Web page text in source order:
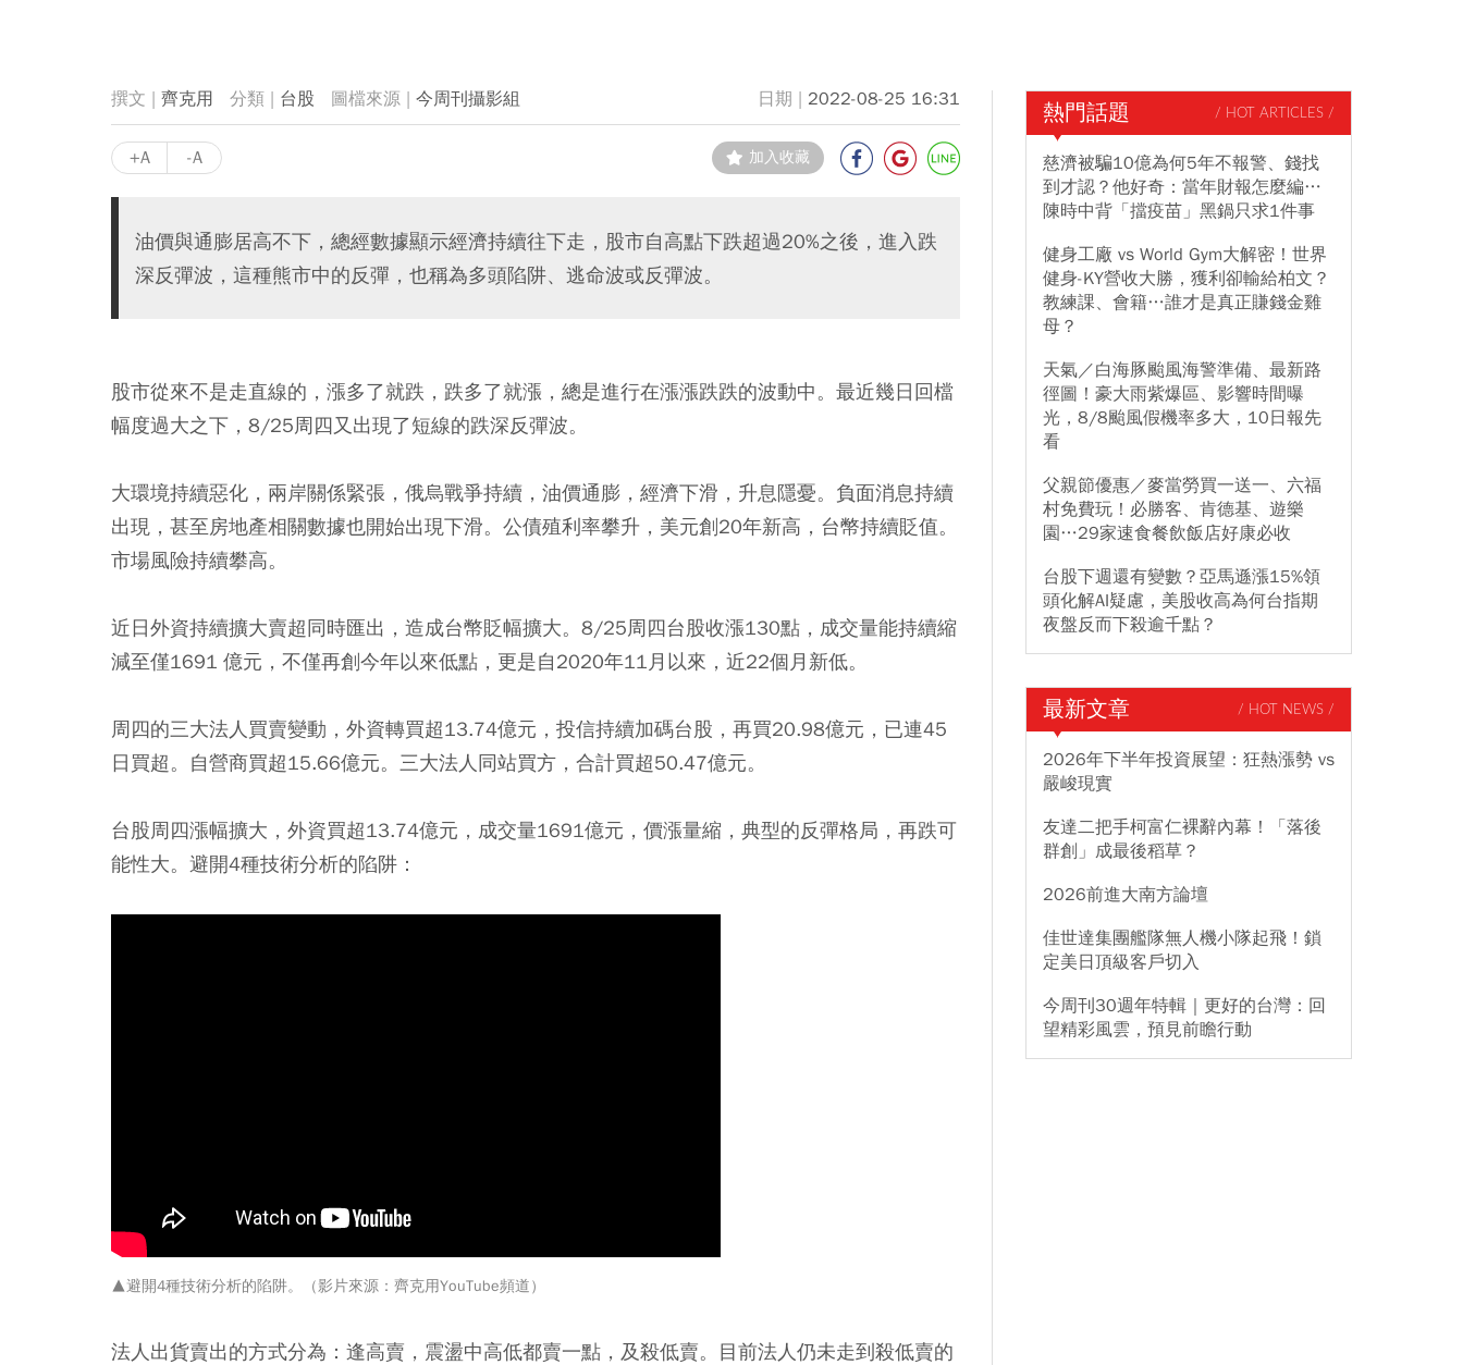
齊克用 台股 今周刊攝影組 2022-08-25 16:31
+A -A 加入收藏
油價與通膨居高不下，總經數據顯示經濟持續往下走，股市自高點下跌超過20%之後，進入跌
深反彈波，這種熊市中的反彈，也稱為多頭陷阱、逃命波或反彈波。
股市從來不是走直線的，漲多了就跌，跌多了就漲，總是進行在漲漲跌跌的波動中。最近幾日回檔
幅度過大之下，8/25周四又出現了短線的跌深反彈波。
大環境持續惡化，兩岸關係緊張，俄烏戰爭持續，油價通膨，經濟下滑，升息隱憂。負面消息持續
出現，甚至房地產相關數據也開始出現下滑。公債殖利率攀升，美元創20年新高，台幣持續貶值。
市場風險持續攀高。
近日外資持續擴大賣超同時匯出，造成台幣貶幅擴大。8/25周四台股收漲130點，成交量能持續縮
減至僅1691 億元，不僅再創今年以來低點，更是自2020年11月以來，近22個月新低。
周四的三大法人買賣變動，外資轉買超13.74億元，投信持續加碼台股，再買20.98億元，已連45
日買超。自營商買超15.66億元。三大法人同站買方，合計買超50.47億元。
台股周四漲幅擴大，外資買超13.74億元，成交量1691億元，價漲量縮，典型的反彈格局，再跌可
能性大。避開4種技術分析的陷阱：
▲避開4種技術分析的陷阱。（影片來源：齊克用YouTube頻道）
法人出貨賣出的方式分為：逢高賣，震盪中高低都賣一點，及殺低賣。目前法人仍未走到殺低賣的
熱門話題 / HOT ARTICLES /
慈濟被騙10億為何5年不報警、錢找
到才認？他好奇：當年財報怎麼編…
陳時中背「擋疫苗」黑鍋只求1件事
健身工廠 vs World Gym大解密！世界
健身-KY營收大勝，獲利卻輸給柏文？
教練課、會籍…誰才是真正賺錢金雞
母？
天氣／白海豚颱風海警準備、最新路
徑圖！豪大雨紫爆區、影響時間曝
光，8/8颱風假機率多大，10日報先
看
父親節優惠／麥當勞買一送一、六福
村免費玩！必勝客、肯德基、遊樂
園…29家速食餐飲飯店好康必收
台股下週還有變數？亞馬遜漲15%領
頭化解AI疑慮，美股收高為何台指期
夜盤反而下殺逾千點？
最新文章 / HOT NEWS /
2026年下半年投資展望：狂熱漲勢 vs
嚴峻現實
友達二把手柯富仁裸辭內幕！「落後
群創」成最後稻草？
2026前進大南方論壇
佳世達集團艦隊無人機小隊起飛！鎖
定美日頂級客戶切入
今周刊30週年特輯｜更好的台灣：回
望精彩風雲，預見前瞻行動